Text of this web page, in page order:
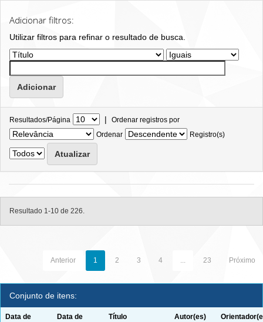
Adicionar filtros:
Utilizar filtros para refinar o resultado de busca.
Resultados/Página | Ordenar registros por
Ordenar
Registro(s)
Resultado 1-10 de 226.
Anterior 1 2 3 4 ... 23 Próximo
Conjunto de itens:
Data de
Data de
Título Autor(es)